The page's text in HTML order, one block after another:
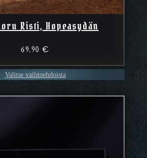
Risti, Hopeasydän
69,90€
Valitse vaihtoehdoista